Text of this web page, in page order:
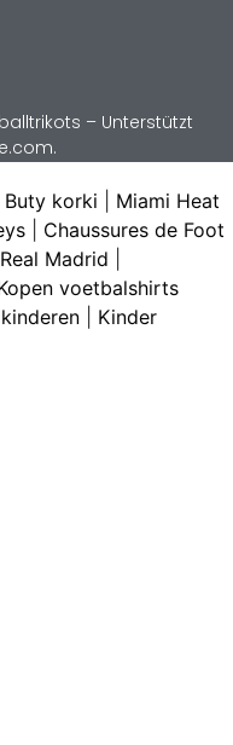
– Unterstützt
Buty korki
Miami Heat
Chaussures de Foot
Madrid
voetbalshirts
Kinder